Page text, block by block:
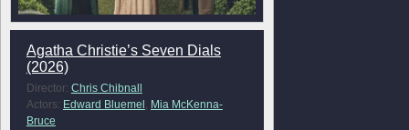
Agatha Christie’s Seven Dials
(2026)
Director: Chris Chibnall
Actors: Edward Bluemel , Mia McKenna-
Bruce